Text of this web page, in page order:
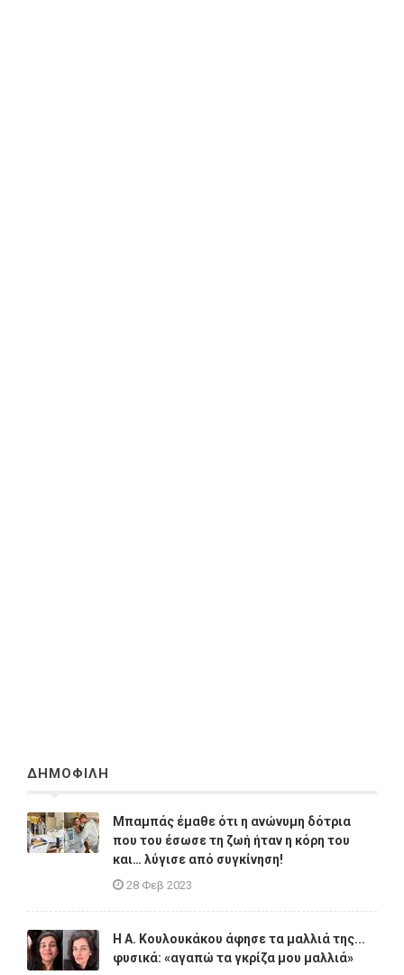
ΔΗΜΟΦΙΛΗ
Μπαμπάς έμαθε ότι η ανώνυμη δότρια
που του έσωσε τη ζωή ήταν η κόρη του
και… λύγισε από συγκίνηση!
28 Φεβ 2023
Η A. Κουλουκάκου άφησε τα μαλλιά της...
φυσικά: «αγαπώ τα γκρίζα μου μαλλιά»